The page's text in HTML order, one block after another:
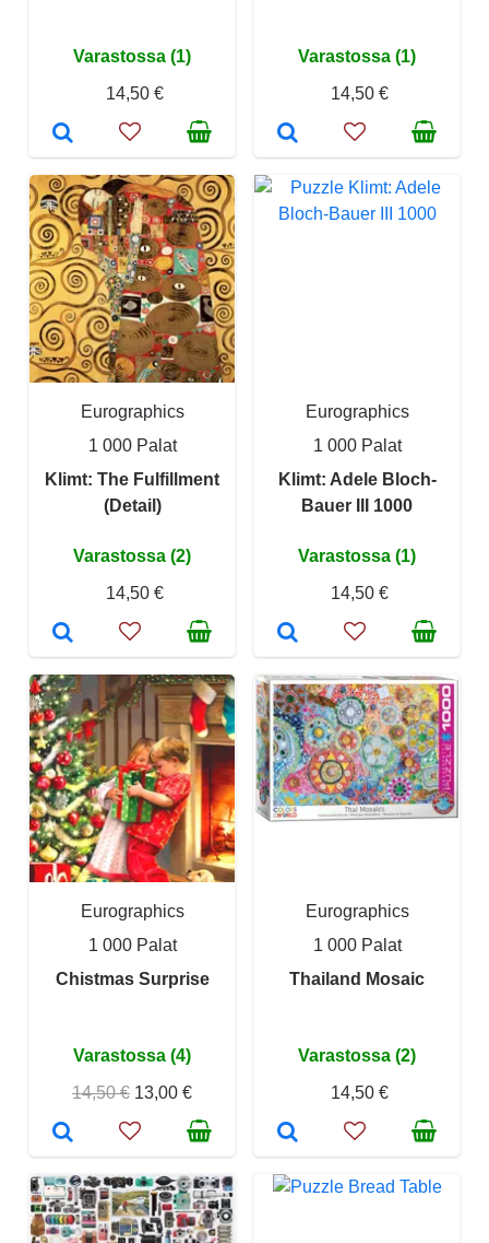
Varastossa (1)
14,50 €
Varastossa (1)
14,50 €
Eurographics
1 000 Palat
Klimt: The Fulfillment
(Detail)
Varastossa (2)
14,50 €
Eurographics
1 000 Palat
Klimt: Adele Bloch-
Bauer III 1000
Varastossa (1)
14,50 €
Eurographics
1 000 Palat
Chistmas Surprise
Varastossa (4)
14,50 € 13,00 €
Eurographics
1 000 Palat
Thailand Mosaic
Varastossa (2)
14,50 €